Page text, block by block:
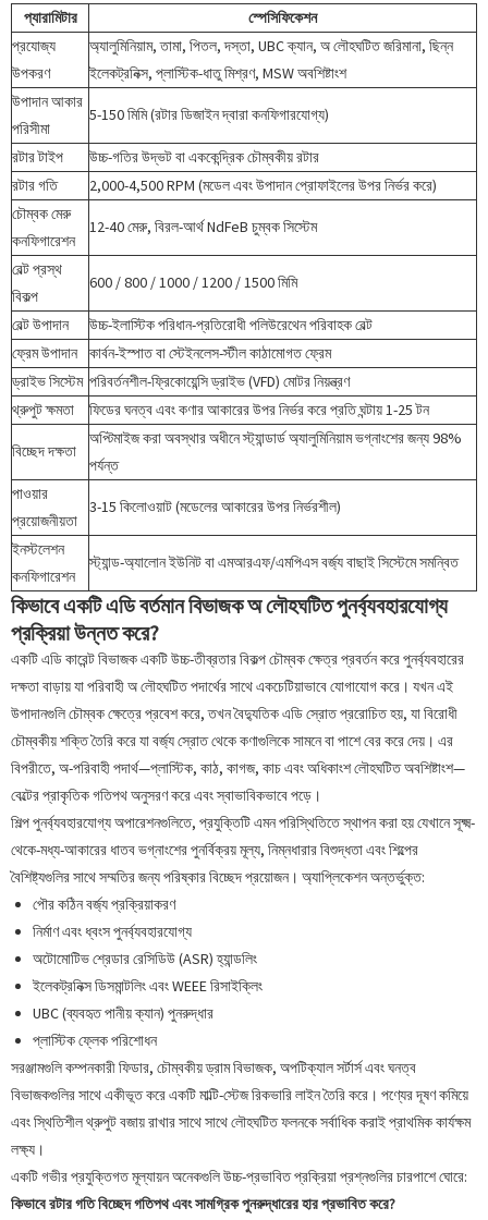
প্যারামিটার
স্পেসিফিকেশন
প্রযোজ্য
উপকরণ
অ্যালুমিনিয়াম, তামা, পিতল, দস্তা, UBC ক্যান, অ লৌহঘটিত জরিমানা, ছিন্ন
ইলেকট্রনিক্স, প্লাস্টিক-ধাতু মিশ্রণ, MSW অবশিষ্টাংশ
উপাদান আকার
পরিসীমা
5-150 মিমি (রটার ডিজাইন দ্বারা কনফিগারযোগ্য)
রটার টাইপ
উচ্চ-গতির উদ্ভট বা এককেন্দ্রিক চৌম্বকীয় রটার
রটার গতি
2,000-4,500 RPM (মডেল এবং উপাদান প্রোফাইলের উপর নির্ভর করে)
চৌম্বক মেরু
কনফিগারেশন
12-40 মেরু, বিরল-আর্থ NdFeB চুম্বক সিস্টেম
বেল্ট প্রস্থ
বিকল্প
600 / 800 / 1000 / 1200 / 1500 মিমি
বেল্ট উপাদান
উচ্চ-ইলাস্টিক পরিধান-প্রতিরোধী পলিউরেথেন পরিবাহক বেল্ট
ফ্রেম উপাদান
কার্বন-ইস্পাত বা স্টেইনলেস-স্টীল কাঠামোগত ফ্রেম
ড্রাইভ সিস্টেম পরিবর্তনশীল-ফ্রিকোয়েন্সি ড্রাইভ (VFD) মোটর নিয়ন্ত্রণ
থ্রুপুট ক্ষমতা
ফিডের ঘনত্ব এবং কণার আকারের উপর নির্ভর করে প্রতি ঘন্টায় 1-25 টন
বিচ্ছেদ দক্ষতা
অপ্টিমাইজ করা অবস্থার অধীনে স্ট্যান্ডার্ড অ্যালুমিনিয়াম ভগ্নাংশের জন্য 98%
পর্যন্ত
পাওয়ার
প্রয়োজনীয়তা
3-15 কিলোওয়াট (মডেলের আকারের উপর নির্ভরশীল)
ইনস্টলেশন
কনফিগারেশন
স্ট্যান্ড-অ্যালোন ইউনিট বা এমআরএফ/এমপিএস বর্জ্য বাছাই সিস্টেমে সমন্বিত
কিভাবে একটি এডি বর্তমান বিভাজক অ লৌহঘটিত পুনর্ব্যবহারযোগ্য
প্রক্রিয়া উন্নত করে?
একটি এডি কারেন্ট বিভাজক একটি উচ্চ-তীব্রতার বিকল্প চৌম্বক ক্ষেত্র প্রবর্তন করে পুনর্ব্যবহারের
দক্ষতা বাড়ায় যা পরিবাহী অ লৌহঘটিত পদার্থের সাথে একচেটিয়াভাবে যোগাযোগ করে। যখন এই
উপাদানগুলি চৌম্বক ক্ষেত্রে প্রবেশ করে, তখন বৈদ্যুতিক এডি স্রোত প্ররোচিত হয়, যা বিরোধী
চৌম্বকীয় শক্তি তৈরি করে যা বর্জ্য স্রোত থেকে কণাগুলিকে সামনে বা পাশে বের করে দেয়। এর
বিপরীতে, অ-পরিবাহী পদার্থ—প্লাস্টিক, কাঠ, কাগজ, কাচ এবং অধিকাংশ লৌহঘটিত অবশিষ্টাংশ—
বেল্টের প্রাকৃতিক গতিপথ অনুসরণ করে এবং স্বাভাবিকভাবে পড়ে।
শিল্প পুনর্ব্যবহারযোগ্য অপারেশনগুলিতে, প্রযুক্তিটি এমন পরিস্থিতিতে স্থাপন করা হয় যেখানে সূক্ষ্ম-
থেকে-মধ্য-আকারের ধাতব ভগ্নাংশের পুনর্বিক্রয় মূল্য, নিম্নধারার বিশুদ্ধতা এবং শিল্পের
বৈশিষ্ট্যগুলির সাথে সম্মতির জন্য পরিষ্কার বিচ্ছেদ প্রয়োজন। অ্যাপ্লিকেশন অন্তর্ভুক্ত:
পৌর কঠিন বর্জ্য প্রক্রিয়াকরণ
নির্মাণ এবং ধ্বংস পুনর্ব্যবহারযোগ্য
অটোমোটিভ শ্রেডার রেসিডিউ (ASR) হ্যান্ডলিং
ইলেকট্রনিক্স ডিসমান্টলিং এবং WEEE রিসাইক্লিং
UBC (ব্যবহৃত পানীয় ক্যান) পুনরুদ্ধার
প্লাস্টিক ফ্লেক পরিশোধন
সরঞ্জামগুলি কম্পনকারী ফিডার, চৌম্বকীয় ড্রাম বিভাজক, অপটিক্যাল সর্টার্স এবং ঘনত্ব
বিভাজকগুলির সাথে একীভূত করে একটি মাল্টি-স্টেজ রিকভারি লাইন তৈরি করে। পণ্যের দূষণ কমিয়ে
এবং স্থিতিশীল থ্রুপুট বজায় রাখার সাথে সাথে লৌহঘটিত ফলনকে সর্বাধিক করাই প্রাথমিক কার্যক্ষম
লক্ষ্য।
একটি গভীর প্রযুক্তিগত মূল্যায়ন অনেকগুলি উচ্চ-প্রভাবিত প্রক্রিয়া প্রশ্নগুলির চারপাশে ঘোরে:
কিভাবে রটার গতি বিচ্ছেদ গতিপথ এবং সামগ্রিক পুনরুদ্ধারের হার প্রভাবিত করে?